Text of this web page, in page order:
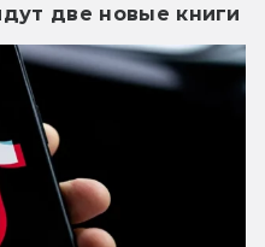
две новые книги